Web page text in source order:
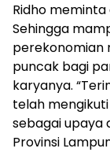
Ridho
Sehingga
perekonomian
puncak bagi
karyanya.
telah
sebagai upaya
Provinsi